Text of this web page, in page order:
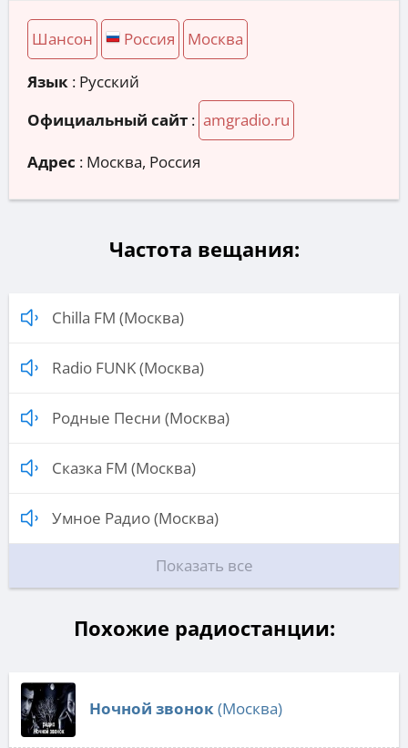
Шансон Россия Москва
Язык : Русский
Официальный сайт : amgradio.ru
Адрес : Москва, Россия
Частота вещания:
Chilla FM (Москва)
Radio FUNK (Москва)
Родные Песни (Москва)
Сказка FM (Москва)
Умное Радио (Москва)
Показать все
Похожие радиостанции:
Ночной звонок(Москва)